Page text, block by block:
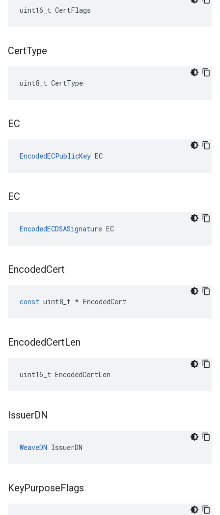
uint16_t CertFlags
CertType
uint8_t CertType
EC
EncodedECPublicKey EC
EC
EncodedECDSASignature EC
EncodedCert
const uint8_t * EncodedCert
EncodedCertLen
uint16_t EncodedCertLen
IssuerDN
WeaveDN IssuerDN
KeyPurposeFlags